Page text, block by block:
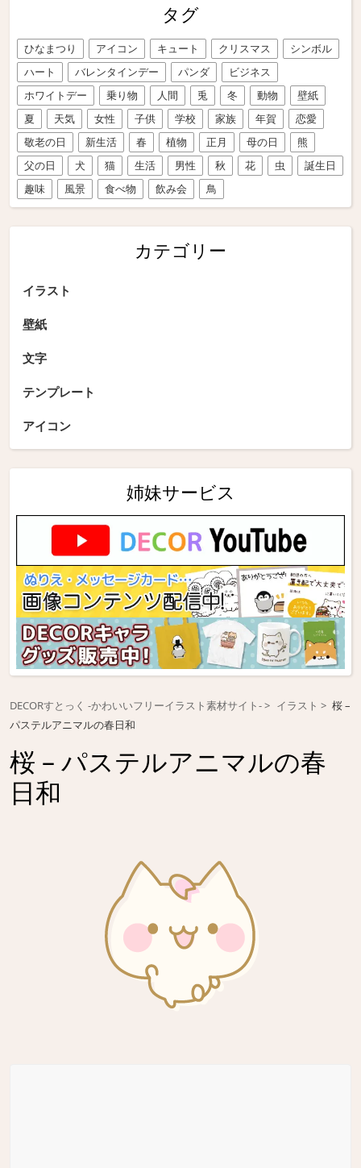
タグ
ひなまつり アイコン キュート クリスマス
シンボル
ハート
バレンタインデー パンダ
ビジネス
ホワイトデー
乗り物 人間 兎 冬 動物
壁紙
夏
天気 女性 子供 学校 家族 年賀
恋愛
敬老の日
新生活 春 植物 正月 母の日
熊
父の日
犬 猫 生活 男性 秋 花 虫
誕生日
趣味
風景 食べ物 飲み会 鳥
カテゴリー
イラスト
壁紙
文字
テンプレート
アイコン
姉妹サービス
DECORすとっく -かわいいフリーイラスト素材サイト- イラスト
桜 –
パステルアニマルの春日和
桜 – パステルアニマルの春
日和